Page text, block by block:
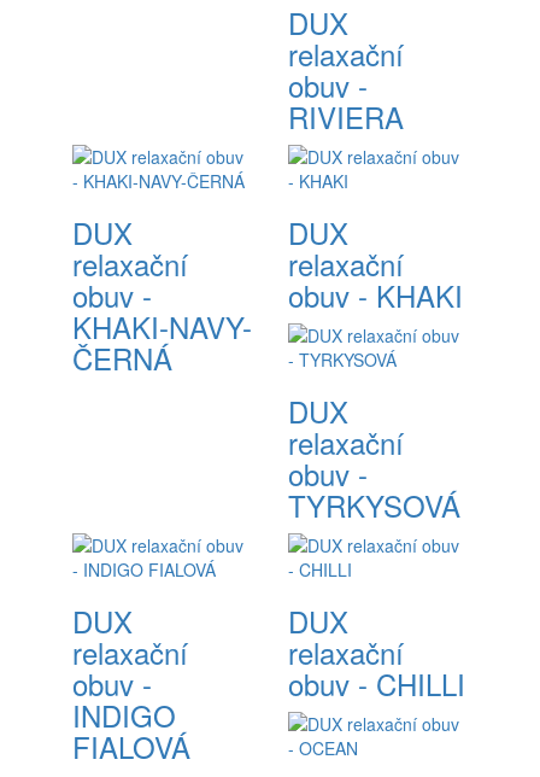
DUX
relaxační
obuv -
RIVIERA
DUX
relaxační
obuv -
KHAKI-NAVY-
ČERNÁ
DUX
relaxační
obuv - KHAKI
DUX
relaxační
obuv -
TYRKYSOVÁ
DUX
relaxační
obuv -
INDIGO
FIALOVÁ
DUX
relaxační
obuv - CHILLI